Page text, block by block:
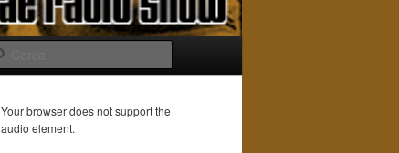
Your browser does not support the
audio element.